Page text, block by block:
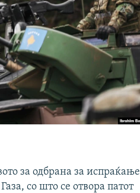
за одбрана за испраќање
со што се отвора патот